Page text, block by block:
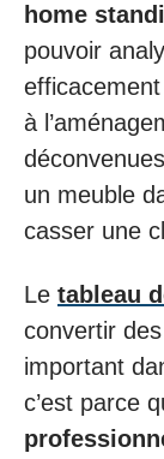
home
pouvoir
à
un meuble
casser une
Le tableau
convertir
important
c’est parce